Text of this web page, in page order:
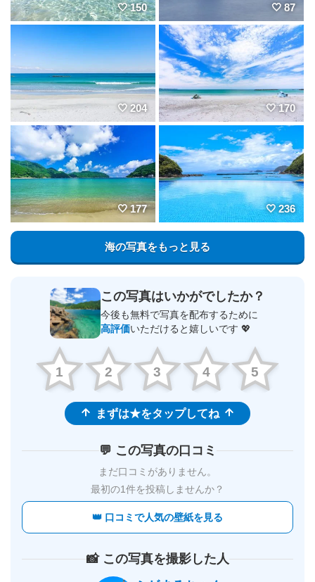
150 87
204 170
177 236
海の写真をもっと見る
この写真はいかがでしたか？
今後も無料で写真を配布するために
高評価いただけると嬉しいです 💖
1 2 3 4 5
まずは★をタップしてね
💬 この写真の口コミ
まだ口コミがありません。
最初の1件を投稿しませんか？
👑 口コミで人気の壁紙を見る
📸 この写真を撮影した人